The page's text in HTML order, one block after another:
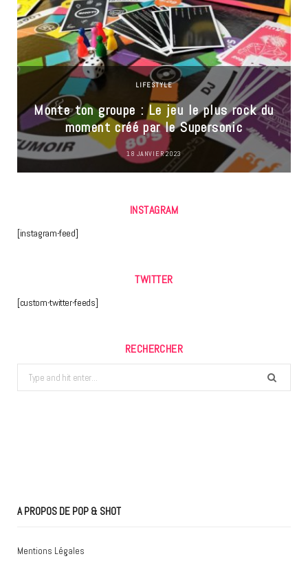
LIFESTYLE
Monte ton groupe : Le jeu le plus rock du
moment créé par le Supersonic
18 JANVIER 2023
INSTAGRAM
[instagram-feed]
TWITTER
[custom-twitter-feeds]
RECHERCHER
Search
for:
A PROPOS DE POP & SHOT
Mentions Légales